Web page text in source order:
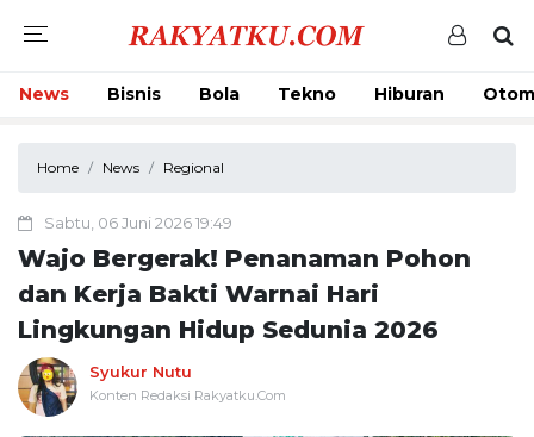
News Bisnis Bola Tekno Hiburan
Home News Regional
Sabtu, 06 Juni 2026 19:49
Wajo Bergerak! Penanaman Pohon
dan Kerja Bakti Warnai Hari
Lingkungan Hidup Sedunia 2026
Syukur Nutu
Konten Redaksi Rakyatku.Com